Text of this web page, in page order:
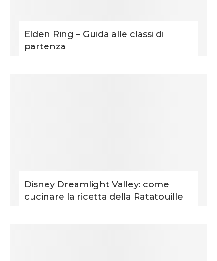
Elden Ring – Guida alle classi di
partenza
Disney Dreamlight Valley: come
cucinare la ricetta della Ratatouille